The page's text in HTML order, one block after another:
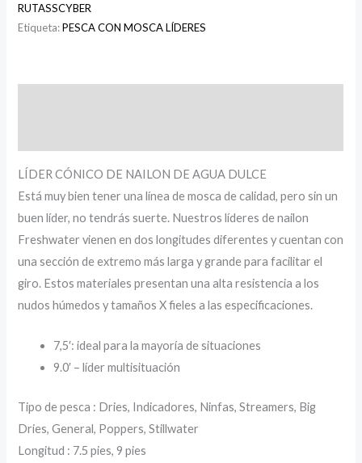
RUTASSCYBER
Etiqueta:PESCA CON MOSCA LÍDERES
LÍDER CÓNICO DE NAILON DE AGUA DULCE
Está muy bien tener una línea de mosca de calidad, pero sin un
buen líder, no tendrás suerte. Nuestros líderes de nailon
Freshwater vienen en dos longitudes diferentes y cuentan con
una sección de extremo más larga y grande para facilitar el
giro. Estos materiales presentan una alta resistencia a los
nudos húmedos y tamaños X fieles a las especificaciones.
7,5′: ideal para la mayoría de situaciones
9.0′ – líder multisituación
Tipo de pesca : Dries, Indicadores, Ninfas, Streamers, Big
Dries, General, Poppers, Stillwater
Longitud : 7.5 pies, 9 pies